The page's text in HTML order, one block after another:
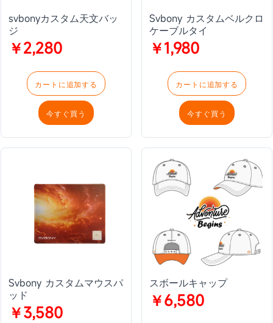
svbonyカスタム天文バッ
ジ
￥2,280
カートに追加する
今すぐ買う
Svbony カスタムベルクロ
ケーブルタイ
￥1,980
カートに追加する
今すぐ買う
Svbony カスタムマウスパ
ッド
￥3,580
スボールキャップ
￥6,580